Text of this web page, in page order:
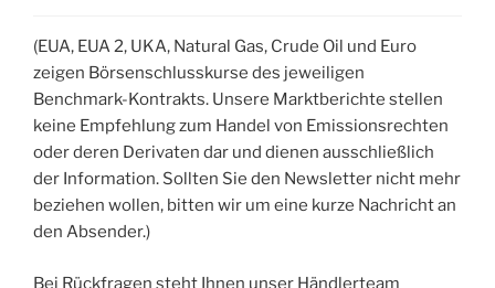
(EUA, EUA 2, UKA, Natural Gas, Crude Oil und Euro
zeigen Börsenschlusskurse des jeweiligen
Benchmark-Kontrakts. Unsere Marktberichte stellen
keine Empfehlung zum Handel von Emissionsrechten
oder deren Derivaten dar und dienen ausschließlich
der Information. Sollten Sie den Newsletter nicht mehr
beziehen wollen, bitten wir um eine kurze Nachricht an
den Absender.)
Bei Rückfragen steht Ihnen unser Händlerteam